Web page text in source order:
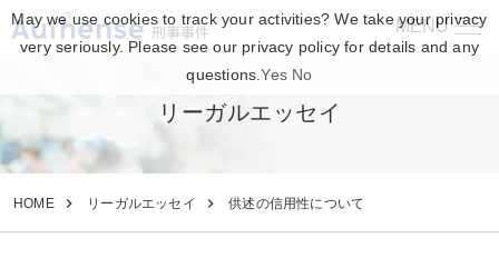
MENU
刑事事件
リーガルエッセイ
HOME リーガルエッセイ 供述の信用性について
May we use cookies to track your activities? We take your privacy
very seriously. Please see our privacy policy for details and any
questions.Yes No